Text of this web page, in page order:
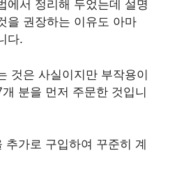
에서 정리해 두었는데 설명
을 권장하는 이유도 아마
다.
것은 사실이지만 부작용이
분을 먼저 주문한 것입니
가로 구입하여 꾸준히 계